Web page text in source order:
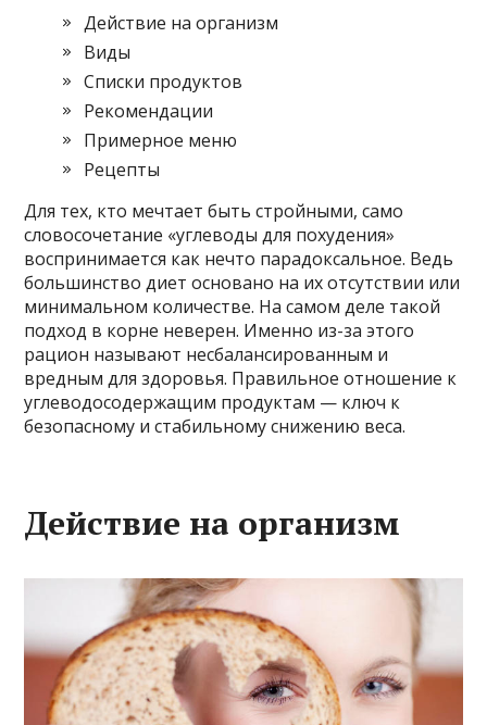
Действие на организм
Виды
Списки продуктов
Рекомендации
Примерное меню
Рецепты
Для тех, кто мечтает быть стройными, само
словосочетание «углеводы для похудения»
воспринимается как нечто парадоксальное. Ведь
большинство диет основано на их отсутствии или
минимальном количестве. На самом деле такой
подход в корне неверен. Именно из-за этого
рацион называют несбалансированным и
вредным для здоровья. Правильное отношение к
углеводосодержащим продуктам — ключ к
безопасному и стабильному снижению веса.
Действие на организм